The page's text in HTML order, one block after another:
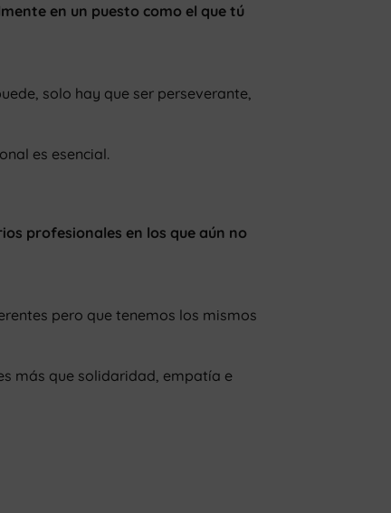
en un puesto como el que tú
solo hay que ser perseverante,
es esencial.
profesionales en los que aún no
pero que tenemos los mismos
más que solidaridad, empatía e